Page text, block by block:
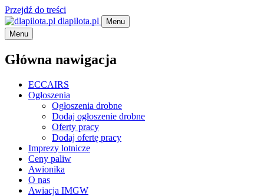
Przejdź do treści
dlapilota.pl
Menu
Menu
Główna nawigacja
ECCAIRS
Ogłoszenia
Ogłoszenia drobne
Dodaj ogłoszenie drobne
Oferty pracy
Dodaj ofertę pracy
Imprezy lotnicze
Ceny paliw
Awionika
O nas
Awiacja IMGW